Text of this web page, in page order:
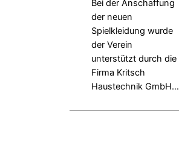
Bei der Anschaffung
der neuen
Spielkleidung wurde
der Verein
unterstützt durch die
Firma Kritsch
Haustechnik GmbH…